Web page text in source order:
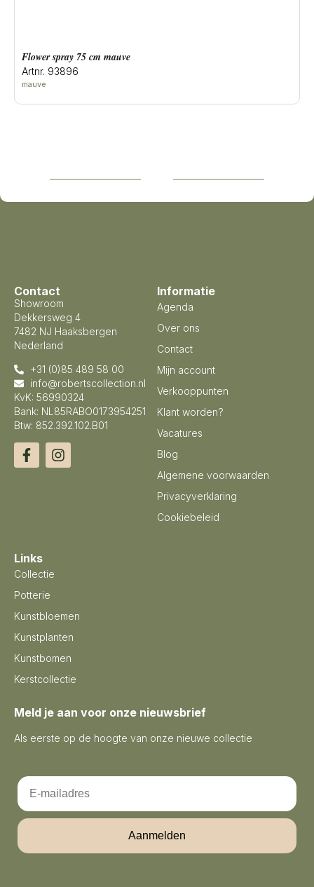
flower spray 75 cm mauve
Artnr. 93896
mauve
Contact
Showroom
Dekkersweg 4
7482 NJ Haaksbergen
Nederland
+31 (0)85 489 58 00
info@robertscollection.nl
KvK: 56990324
Bank: NL85RABO0173954251
Btw: 852.392.102.B01
Informatie
Agenda
Over ons
Contact
Mijn account
Verkooppunten
Klant worden?
Vacatures
Blog
Algemene voorwaarden
Privacyverklaring
Cookiebeleid
Links
Collectie
Potterie
Kunstbloemen
Kunstplanten
Kunstbomen
Kerstcollectie
Meld je aan voor onze nieuwsbrief
Als eerste op de hoogte van onze nieuwe collectie
Email
Aanmelden